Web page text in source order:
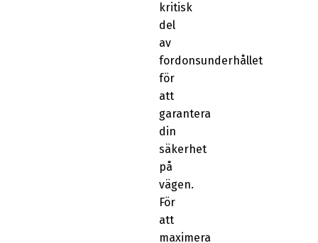
kritisk
del
av
fordonsunderhållet
för
att
garantera
din
säkerhet
på
vägen.
För
att
maximera